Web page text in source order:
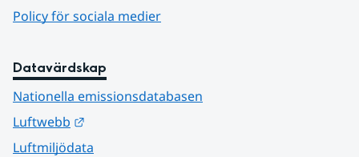
Policy för sociala medier
Datavärdskap
Nationella emissionsdatabasen
Luftwebb
Luftmiljödata